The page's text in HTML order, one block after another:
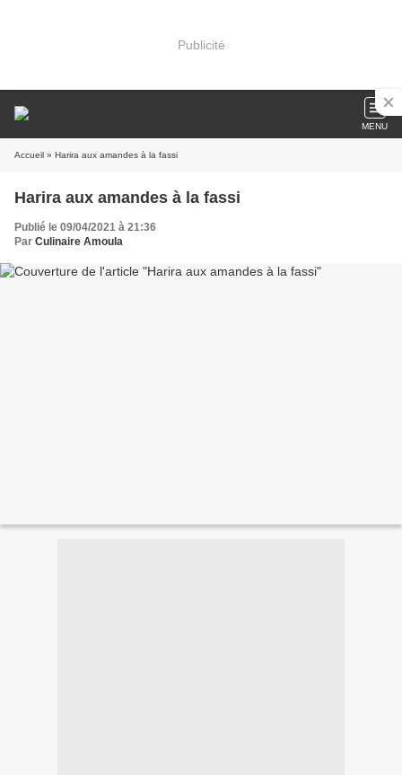
Publicité
MENU
Accueil » Harira aux amandes à la fassi
Harira aux amandes à la fassi
Publié le 09/04/2021 à 21:36
Par Culinaire Amoula